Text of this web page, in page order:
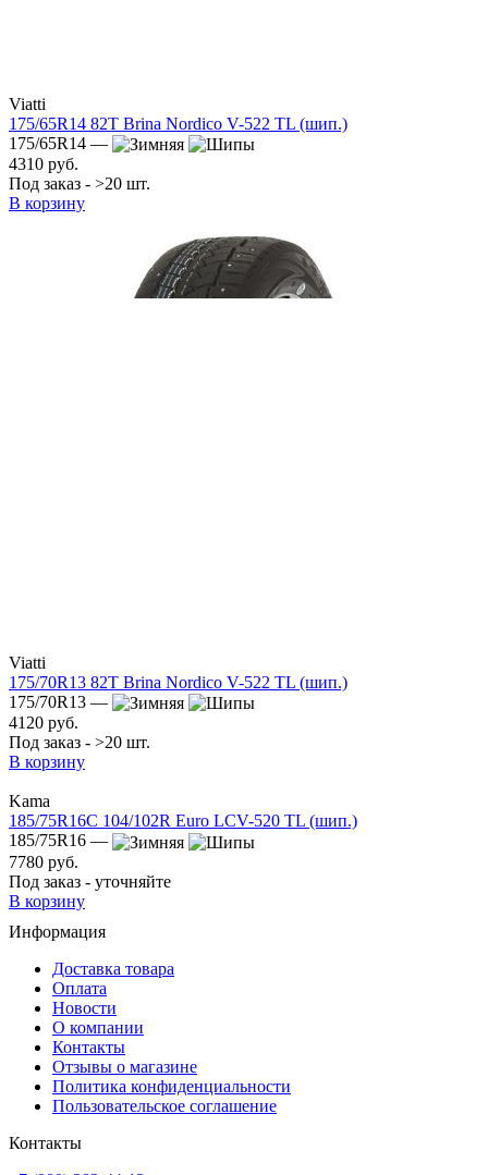
Viatti
175/65R14 82T Brina Nordico V-522 TL (шип.)
175/65R14 —
4310 руб.
Под заказ - >20 шт.
В корзину
Viatti
175/70R13 82T Brina Nordico V-522 TL (шип.)
175/70R13 —
4120 руб.
Под заказ - >20 шт.
В корзину
Kama
185/75R16C 104/102R Euro LCV-520 TL (шип.)
185/75R16 —
7780 руб.
Под заказ - уточняйте
В корзину
Информация
Доставка товара
Оплата
Новости
О компании
Контакты
Отзывы о магазине
Политика конфиденциальности
Пользовательское соглашение
Контакты